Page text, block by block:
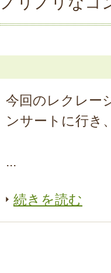
今回のレクレー
ンサートに行き
...
続きを読む